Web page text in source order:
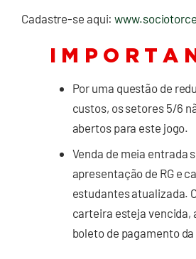
Cadastre-se aqui:
I M P O R T A
Por uma questão de
custos, os setores 5/6
abertos para este jogo.
Venda de meia entrada
apresentação de RG e
estudantes atualizada.
carteira esteja vencida,
boleto de pagamento